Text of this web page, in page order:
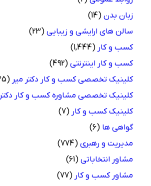
زبان بدن (14)
سالن های ارایشی و زیبایی (23)
کسب و کار (1,444)
کسب و کار اینترنتی (492)
کلینیک تخصصی کسب و کار دکتر میر (735)
کلینیک تخصصی مشاوره کسب و کار دکتر میر
کلینیک کسب و کار (7)
گواهی ها (6)
مدیریت و رهبری (774)
مشاور انتخاباتی (61)
مشاور کسب و کار (77)